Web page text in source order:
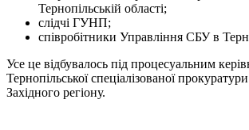
Тернопільській області;
слідчі ГУНП;
співробітники Управління СБУ в
Усе це відбувалось під процесуальним
Тернопільської спеціалізованої
Західного регіону.